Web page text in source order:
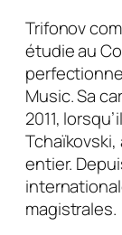
Trifonov
étudie au
Music. Sa
2011,
entier.
magistrales.